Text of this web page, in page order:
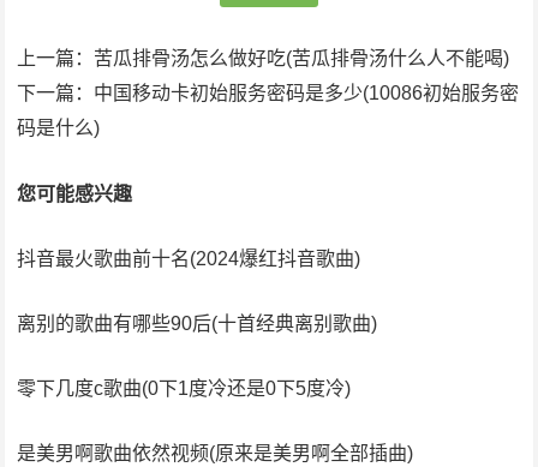
上一篇： 苦瓜排骨汤怎么做好吃(苦瓜排骨汤什么人不能喝)
下一篇： 中国移动卡初始服务密码是多少(10086初始服务密
码是什么)
您可能感兴趣
抖音最火歌曲前十名(2024爆红抖音歌曲)
离别的歌曲有哪些90后(十首经典离别歌曲)
零下几度c歌曲(0下1度冷还是0下5度冷)
是美男啊歌曲依然视频(原来是美男啊全部插曲)